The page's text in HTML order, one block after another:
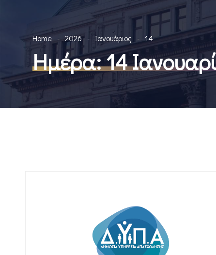
Home 2026 Ιανουάριος 14
Ημέρα:14